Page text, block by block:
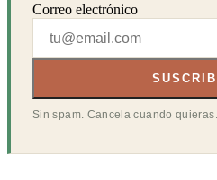
Correo electrónico
Sin spam. Cancela cuando quieras.